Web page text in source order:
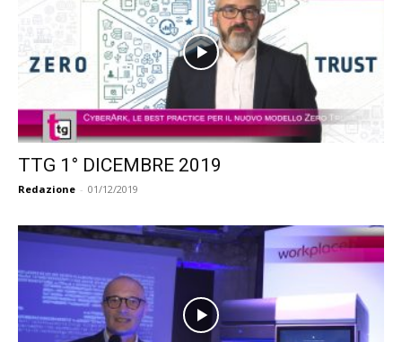
TTG 1° DICEMBRE 2019
Redazione - 01/12/2019